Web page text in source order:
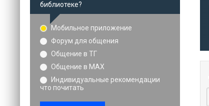
библиотеке?
Мобильное приложение
Форум для общения
Общение в ТГ
Общение в MAX
Индивидуальные рекомендации
что почитать